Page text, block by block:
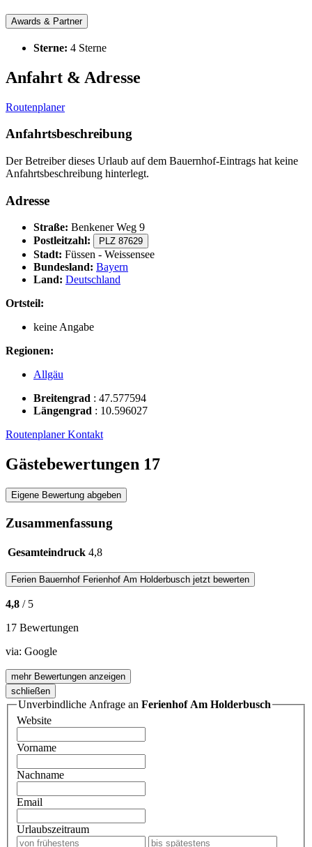
Awards & Partner
Sterne: 4 Sterne
Anfahrt & Adresse
Routenplaner
Anfahrtsbeschreibung
Der Betreiber dieses Urlaub auf dem Bauernhof-Eintrags hat keine
Anfahrtsbeschreibung hinterlegt.
Adresse
Straße: Benkener Weg 9
Postleitzahl:
PLZ 87629
Stadt: Füssen - Weissensee
Bundesland: Bayern
Land: Deutschland
Ortsteil:
keine Angabe
Regionen:
Allgäu
Breitengrad : 47.577594
Längengrad : 10.596027
RoutenplanerKontakt
Gästebewertungen 17
Eigene Bewertung abgeben
Zusammenfassung
Gesamteindruck 4,8
Ferien Bauernhof Ferienhof Am Holderbusch jetzt bewerten
4,8 / 5
17 Bewertungen
via: Google
mehr Bewertungen anzeigen
schließen
Unverbindliche Anfrage an Ferienhof Am Holderbusch
Website
Vorname
Nachname
Email
Urlaubszeitraum